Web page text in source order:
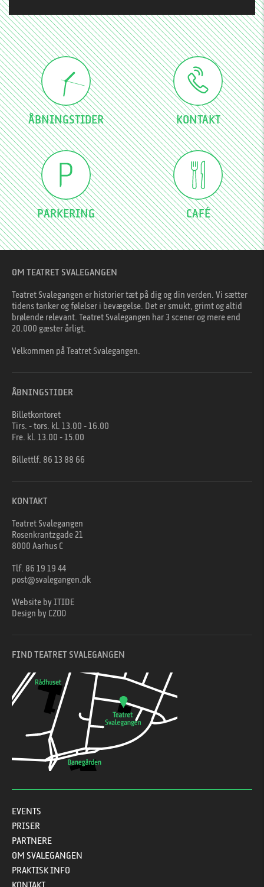
ÅBNINGSTIDER KONTAKT
PARKERING CAFÉ
OM TEATRET SVALEGANGEN
Teatret Svalegangen er historier tæt på dig og din verden. Vi sætter
tidens tanker og følelser i bevægelse. Det er smukt, grimt og altid
brølende relevant. Teatret Svalegangen har 3 scener og mere end
20.000 gæster årligt.
Velkommen på Teatret Svalegangen.
ÅBNINGSTIDER
Billetkontoret
Tirs. - tors. kl. 13.00 - 16.00
Fre. kl. 13.00 - 15.00
Billettlf. 86 13 88 66
KONTAKT
Teatret Svalegangen
Rosenkrantzgade 21
8000 Aarhus C
Tlf. 86 19 19 44
post@svalegangen.dk
Website by ITIDE
Design by CZOO
FIND TEATRET SVALEGANGEN
EVENTS
PRISER
PARTNERE
OM SVALEGANGEN
PRAKTISK INFO